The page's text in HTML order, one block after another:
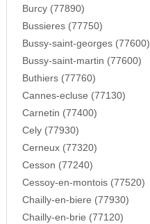
Burcy (77890)
Bussieres (77750)
Bussy-saint-georges (77600)
Bussy-saint-martin (77600)
Buthiers (77760)
Cannes-ecluse (77130)
Carnetin (77400)
Cely (77930)
Cerneux (77320)
Cesson (77240)
Cessoy-en-montois (77520)
Chailly-en-biere (77930)
Chailly-en-brie (77120)